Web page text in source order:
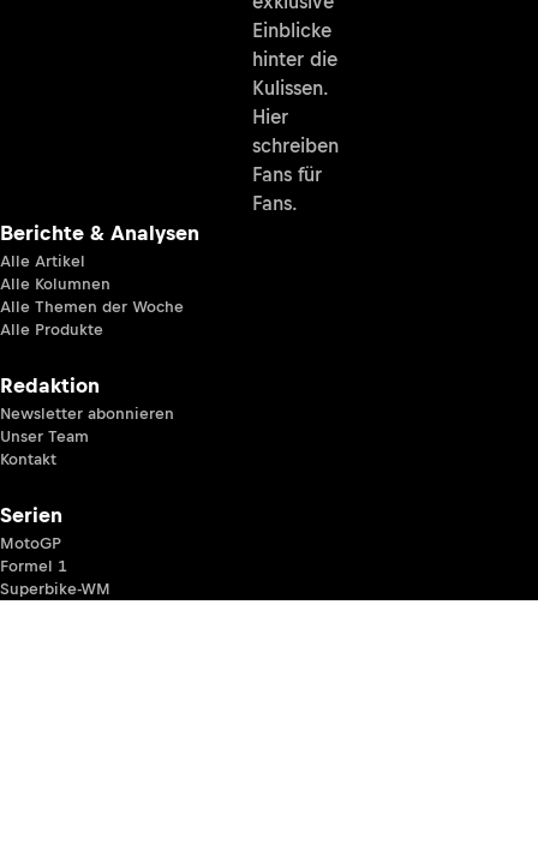
Einblicke
hinter die
Kulissen.
Hier
schreiben
Fans für
Fans.
Berichte & Analysen
Alle Artikel
Alle Kolumnen
Alle Themen der Woche
Alle Produkte
Redaktion
Newsletter abonnieren
Unser Team
Kontakt
Serien
MotoGP
Formel 1
Superbike-WM